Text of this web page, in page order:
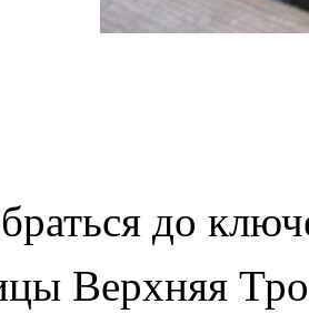
до
Верхняя